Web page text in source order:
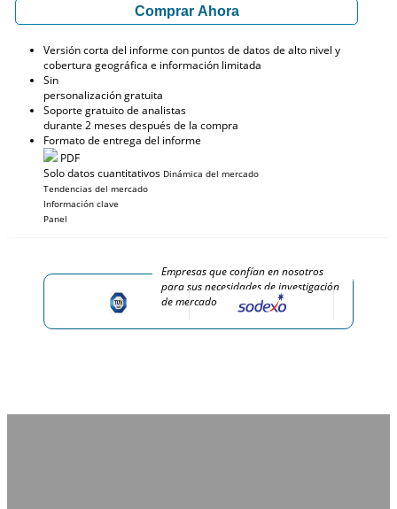
Comprar Ahora
Versión corta del informe con puntos de datos de alto nivel y
cobertura geográfica e información limitada
Sin
personalización gratuita
Soporte gratuito de analistas
durante 2 meses después de la compra
Formato de entrega del informe
PDF
Solo datos cuantitativos Dinámica del mercado
Tendencias del mercado
Información clave
Panel
Empresas que confían en nosotros
para sus necesidades de investigación
de mercado